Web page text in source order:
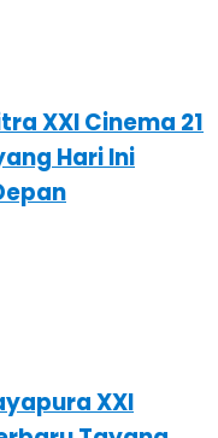
XXI Cinema 21
Hari Ini
XXI